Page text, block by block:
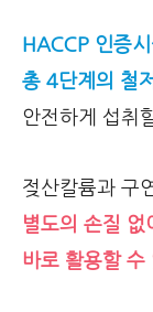
HACCP 인증시
총 4단계의 철
안전하게 섭취
젖산칼륨과 구
별도의 손질 없
바로 활용할 수